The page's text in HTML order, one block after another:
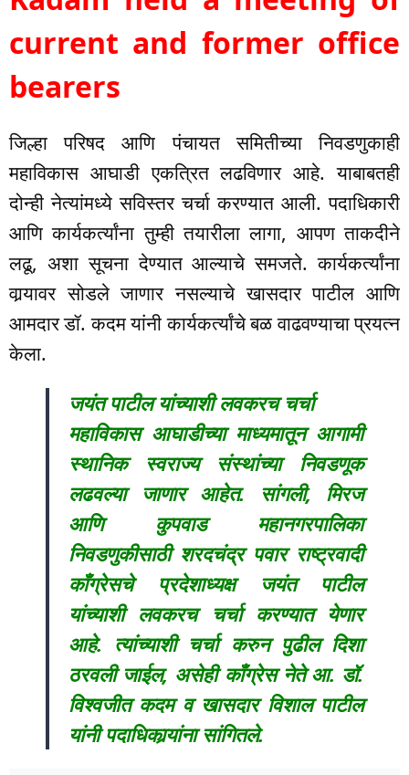
current and former office
bearers
जिल्हा परिषद आणि पंचायत समितीच्या निवडणुकाही
महाविकास आघाडी एकत्रित लढविणार आहे. याबाबतही
दोन्ही नेत्यांमध्ये सविस्तर चर्चा करण्यात आली. पदाधिकारी
आणि कार्यकर्त्यांना तुम्ही तयारीला लागा, आपण ताकदीने
लढू, अशा सूचना देण्यात आल्याचे समजते. कार्यकर्त्यांना
वार्‍यावर सोडले जाणार नसल्याचे खासदार पाटील आणि
आमदार डॉ. कदम यांनी कार्यकर्त्यांचे बळ वाढवण्याचा प्रयत्न
केला.
जयंत पाटील यांच्याशी लवकरच चर्चा
महाविकास आघाडीच्या माध्यमातून आगामी
स्थानिक स्वराज्य संस्थांच्या निवडणूक
लढवल्या जाणार आहेत. सांगली, मिरज
आणि कुपवाड महानगरपालिका
निवडणुकीसाठी शरदचंद्र पवार राष्ट्रवादी
काँग्रेसचे प्रदेशाध्यक्ष जयंत पाटील
यांच्याशी लवकरच चर्चा करण्यात येणार
आहे. त्यांच्याशी चर्चा करुन पुढील दिशा
ठरवली जाईल, असेही काँग्रेस नेते आ. डॉ.
विश्वजीत कदम व खासदार विशाल पाटील
यांनी पदाधिकार्‍यांना सांगितले.